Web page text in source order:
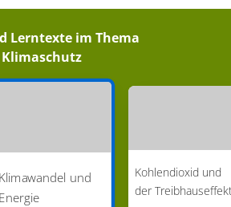
Lerntexte im Thema
Klimawandel und
Energie
Kohlendioxid und
der